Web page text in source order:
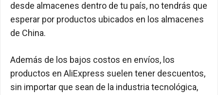
desde almacenes dentro de tu país, no tendrás que
esperar por productos ubicados en los almacenes
de China.
Además de los bajos costos en envíos, los
productos en AliExpress suelen tener descuentos,
sin importar que sean de la industria tecnológica,